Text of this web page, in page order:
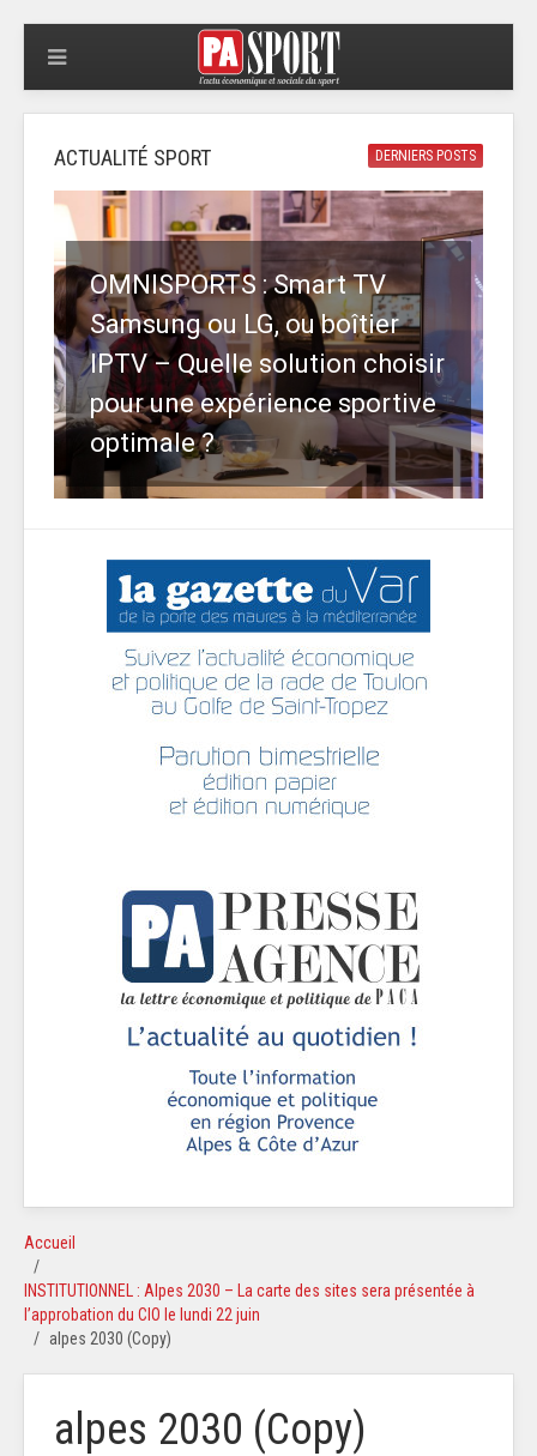
DERNIERS POSTS
ACTUALITÉ SPORT
OMNISPORTS : Smart TV
Samsung ou LG, ou boîtier
IPTV – Quelle solution choisir
pour une expérience sportive
optimale ?
Accueil
INSTITUTIONNEL : Alpes 2030 – La carte des sites sera présentée à
l’approbation du CIO le lundi 22 juin
alpes 2030 (Copy)
alpes 2030 (Copy)